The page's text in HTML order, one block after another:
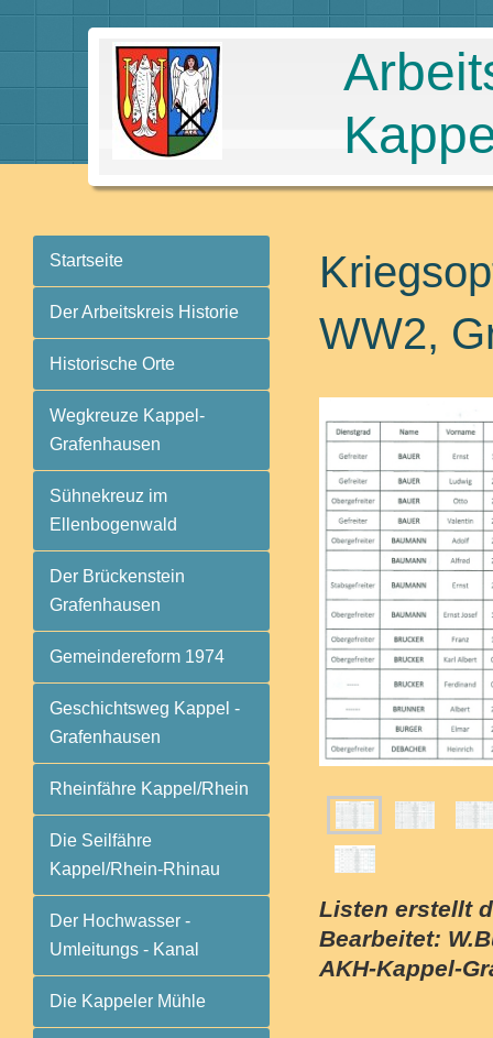
Startseite
Der Arbeitskreis Historie
Historische Orte
Wegkreuze Kappel-
Grafenhausen
Sühnekreuz im
Ellenbogenwald
Der Brückenstein
Grafenhausen
Gemeindereform 1974
Geschichtsweg Kappel -
Grafenhausen
Rheinfähre Kappel/Rhein
Die Seilfähre
Kappel/Rhein-Rhinau
Der Hochwasser -
Umleitungs - Kanal
Die Kappeler Mühle
WW2,
Listen erstellt
Bearbeitet:
AKH-Kappel-